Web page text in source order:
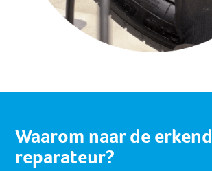
Waarom naar de erkend
reparateur?